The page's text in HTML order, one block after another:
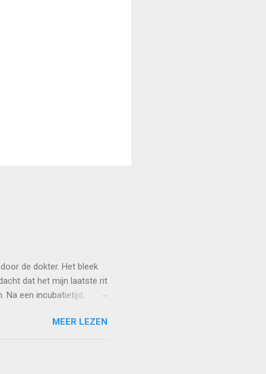
de dokter. Het bleek
dat het mijn laatste rit
Na een incubatietijd,
van onzekerheid, eerst
deed, begon ik aan mijn
weerbaar te maken
MEER LEZEN